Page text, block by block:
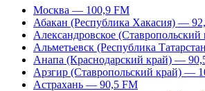
Москва — 100,9 FM
Абакан (Республика Хакасия) —
Александровское
Альметьевск (Республика
Анапа (Краснодарский край) —
Арзгир (Ставропольский край) —
Астрахань — 90,5 FM